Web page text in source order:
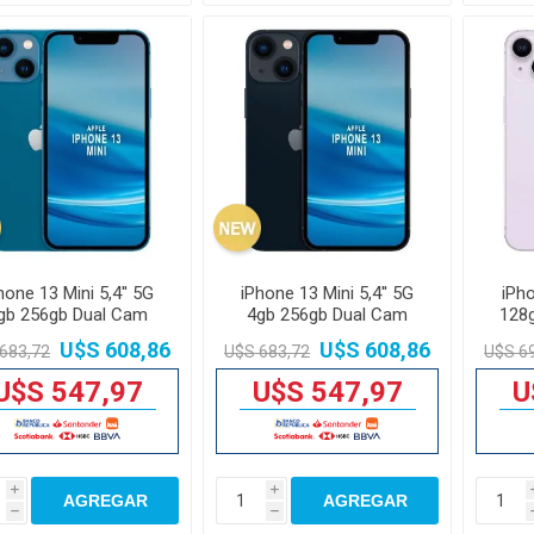
13 Mini 5,4'' 5G
256gb Dual Cam
12mp
U$S 608,86
547,97
i
h
AGREGAR
iPhone 13 Mini 5,4'' 5G
4gb 256gb Dual Cam
12mp
U$S 683,72 U$S 608,86
U$S 547,97
i
h
AGREGAR
U$S